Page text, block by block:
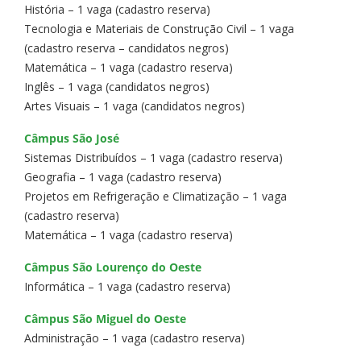
História – 1 vaga (cadastro reserva)
Tecnologia e Materiais de Construção Civil – 1 vaga
(cadastro reserva – candidatos negros)
Matemática – 1 vaga (cadastro reserva)
Inglês – 1 vaga (candidatos negros)
Artes Visuais – 1 vaga (candidatos negros)
Câmpus São José
Sistemas Distribuídos – 1 vaga (cadastro reserva)
Geografia – 1 vaga (cadastro reserva)
Projetos em Refrigeração e Climatização – 1 vaga
(cadastro reserva)
Matemática – 1 vaga (cadastro reserva)
Câmpus São Lourenço do Oeste
Informática – 1 vaga (cadastro reserva)
Câmpus São Miguel do Oeste
Administração – 1 vaga (cadastro reserva)